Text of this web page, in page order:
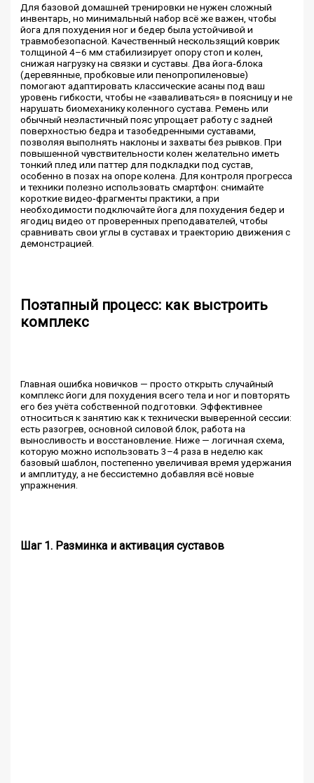
Для базовой домашней тренировки не нужен сложный
инвентарь, но минимальный набор всё же важен, чтобы
йога для похудения ног и бедер была устойчивой и
травмобезопасной. Качественный нескользящий коврик
толщиной 4–6 мм стабилизирует опору стоп и колен,
снижая нагрузку на связки и суставы. Два йога‑блока
(деревянные, пробковые или пенопропиленовые)
помогают адаптировать классические асаны под ваш
уровень гибкости, чтобы не «заваливаться» в поясницу и не
нарушать биомеханику коленного сустава. Ремень или
обычный неэластичный пояс упрощает работу с задней
поверхностью бедра и тазобедренными суставами,
позволяя выполнять наклоны и захваты без рывков. При
повышенной чувствительности колен желательно иметь
тонкий плед или паттер для подкладки под сустав,
особенно в позах на опоре колена. Для контроля прогресса
и техники полезно использовать смартфон: снимайте
короткие видео‑фрагменты практики, а при
необходимости подключайте йога для похудения бедер и
ягодиц видео от проверенных преподавателей, чтобы
сравнивать свои углы в суставах и траекторию движения с
демонстрацией.
Поэтапный процесс: как выстроить
комплекс
Главная ошибка новичков — просто открыть случайный
комплекс йоги для похудения всего тела и ног и повторять
его без учёта собственной подготовки. Эффективнее
относиться к занятию как к технически выверенной сессии:
есть разогрев, основной силовой блок, работа на
выносливость и восстановление. Ниже — логичная схема,
которую можно использовать 3–4 раза в неделю как
базовый шаблон, постепенно увеличивая время удержания
и амплитуду, а не бессистемно добавляя всё новые
упражнения.
Шаг 1. Разминка и активация суставов